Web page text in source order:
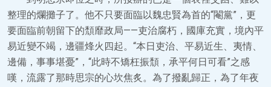
整理的爛攤子了。他不只要面臨以魏忠賢為首的“閹黨”，更
要面臨前朝留下的頹靡政局——吏治腐朽，國庫充實，境內平
易近變不竭，邊疆烽火四起。“本日吏治、平易近生、夷情、
邊備，事事堪憂”，“此時不矯枉振頹，承平何日可看”之感
嘆，流露了那時思宗的心坎焦炙。為了撥亂歸正，為了年夜